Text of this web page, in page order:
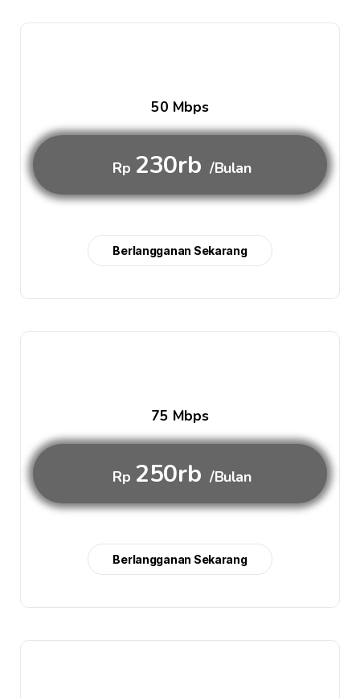
50 Mbps
Rp 230rb /Bulan
Berlangganan Sekarang
75 Mbps
Rp 250rb /Bulan
Berlangganan Sekarang